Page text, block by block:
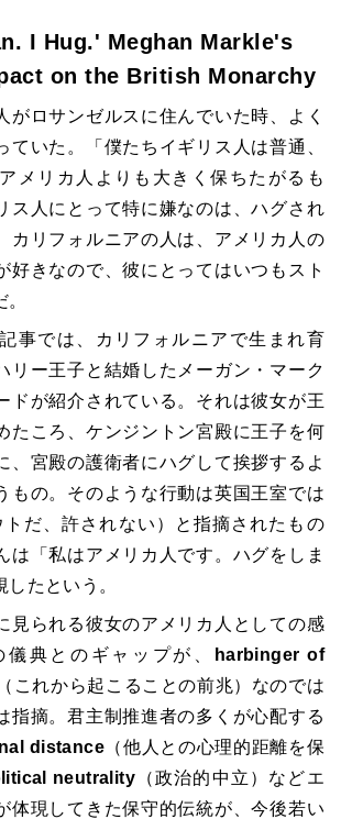
I Hug.' Meghan Markle's
on the British Monarchy
がロサンゼルスに住んでいた時、よく
ていた。「僕たちイギリス人は普通、
メリカ人よりも大きく保ちたがるも
ス人にとって特に嫌なのは、ハグされ
カリフォルニアの人は、アメリカ人の
好きなので、彼にとってはいつもスト
。
事では、カリフォルニアで生まれ育
リー王子と結婚したメーガン・マーク
ドが紹介されている。それは彼女が王
たころ、ケンジントン宮殿に王子を何
、宮殿の護衛者にハグして挨拶するよ
もの。そのような行動は英国王室では
トだ、許されない）と指摘されたもの
は「私はアメリカ人です。ハグをしま
たという。
見られる彼女のアメリカ人としての感
典とのギャップが、
harbinger of
（これから起こることの前兆）なのでは
指摘。君主制推進者の多くが心配する
distance （他人との心理的距離を保
neutrality （政治的中立）などエ
体現してきた保守的伝統が、今後若い